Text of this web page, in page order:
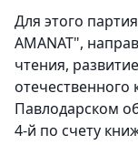
Для этого
AMANAT",
чтения,
отечественного
Павлодарском
4-й по счету